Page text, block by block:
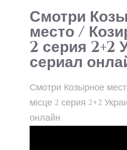
Смотри
место /
2 серия 2+2
сериал
Смотри Козырное
місце 2 серия 2+2
онлайн